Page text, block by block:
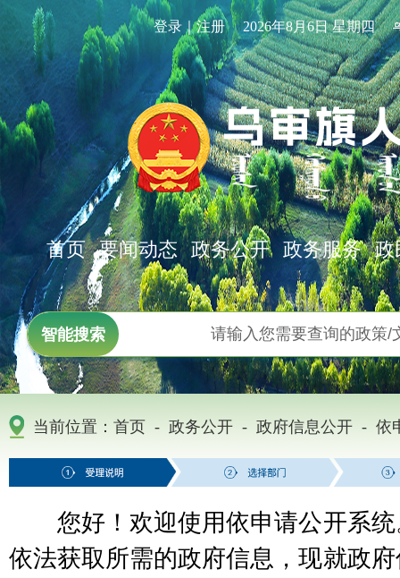
登录｜注册 2026年8月6日 星期四
首页 要闻动态 政务公开 政务服务 政
智能搜索
当前位置： 首页 - 政务公开 - 政府信息公开 - 依
您好！欢迎使用依申请公开系统
依法获取所需的政府信息，现就政